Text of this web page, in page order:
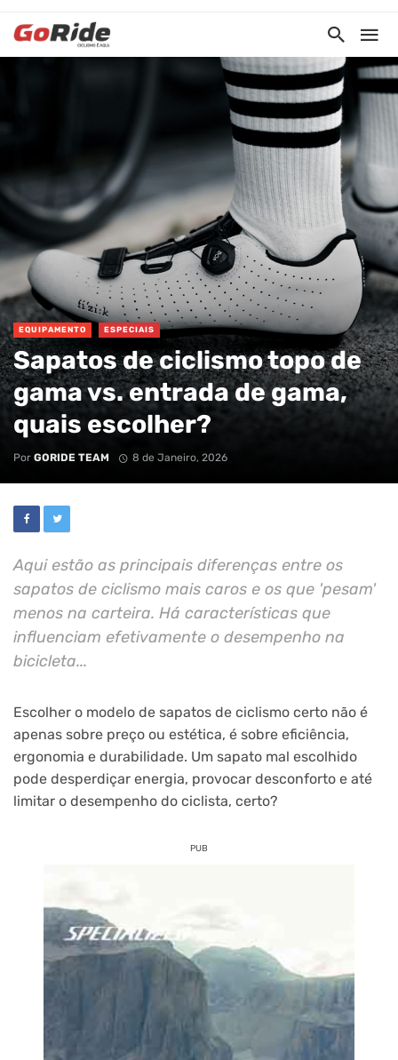
EQUIPAMENTO ESPECIAIS
Sapatos de ciclismo topo de
gama vs. entrada de gama,
quais escolher?
Por GORIDE TEAM 8 de Janeiro, 2026
Aqui estão as principais diferenças entre os
sapatos de ciclismo mais caros e os que 'pesam'
menos na carteira. Há características que
influenciam efetivamente o desempenho na
bicicleta...
Escolher o modelo de sapatos de ciclismo certo não é
apenas sobre preço ou estética, é sobre eficiência,
ergonomia e durabilidade. Um sapato mal escolhido
pode desperdiçar energia, provocar desconforto e até
limitar o desempenho do ciclista, certo?
PUB